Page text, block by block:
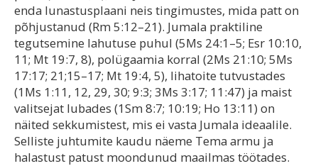
enda lunastusplaani neis tingimustes, mida patt on
põhjustanud (Rm 5:12–21). Jumala praktiline
tegutsemine lahutuse puhul (5Ms 24:1–5; Esr 10:10,
11; Mt 19:7, 8), polügaamia korral (2Ms 21:10; 5Ms
17:17; 21;15–17; Mt 19:4, 5), lihatoite tutvustades
(1Ms 1:11, 12, 29, 30; 9:3; 3Ms 3:17; 11:47) ja maist
valitsejat lubades (1Sm 8:7; 10:19; Ho 13:11) on
näited sekkumistest, mis ei vasta Jumala ideaalile.
Selliste juhtumite kaudu näeme Tema armu ja
halastust patust moondunud maailmas töötades.